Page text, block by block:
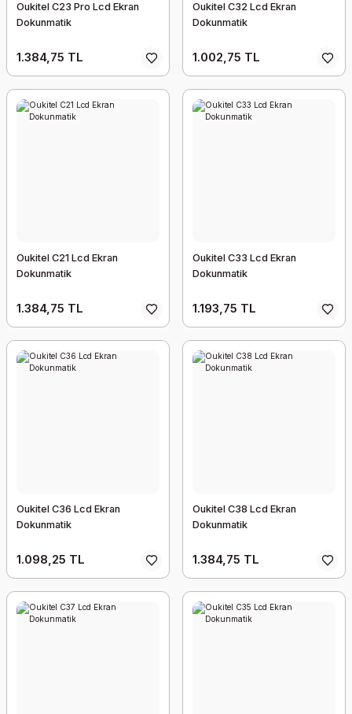
Oukitel C23 Pro Lcd Ekran
Dokunmatik
1.384,75 TL
Oukitel C32 Lcd Ekran
Dokunmatik
1.002,75 TL
Oukitel C21 Lcd Ekran
Dokunmatik
1.384,75 TL
Oukitel C33 Lcd Ekran
Dokunmatik
1.193,75 TL
Oukitel C36 Lcd Ekran
Dokunmatik
1.098,25 TL
Oukitel C38 Lcd Ekran
Dokunmatik
1.384,75 TL